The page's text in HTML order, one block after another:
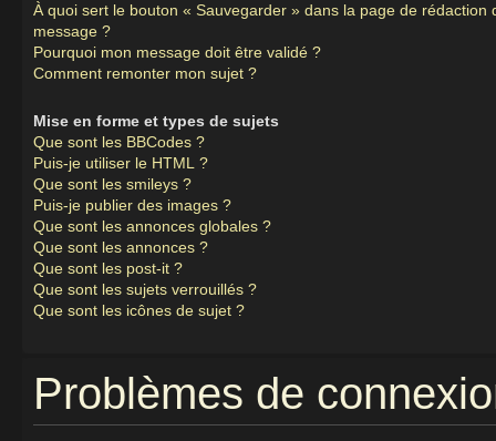
À quoi sert le bouton « Sauvegarder » dans la page de rédaction
message ?
Pourquoi mon message doit être validé ?
Comment remonter mon sujet ?
Mise en forme et types de sujets
Que sont les BBCodes ?
Puis-je utiliser le HTML ?
Que sont les smileys ?
Puis-je publier des images ?
Que sont les annonces globales ?
Que sont les annonces ?
Que sont les post-it ?
Que sont les sujets verrouillés ?
Que sont les icônes de sujet ?
Problèmes de